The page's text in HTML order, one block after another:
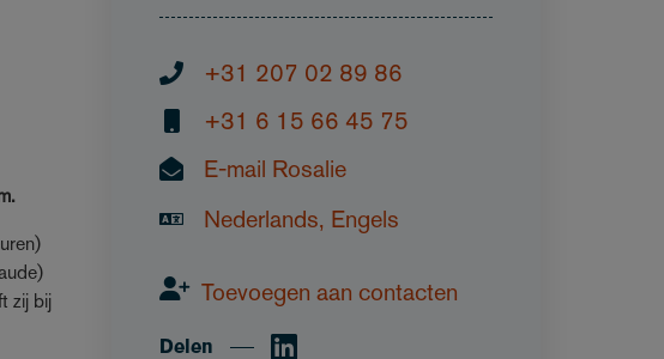
zij bij
+31 207 02 89 86
+31 6 15 66 45 75
E-mail Rosalie
Nederlands, Engels
Toevoegen aan contacten
Delen